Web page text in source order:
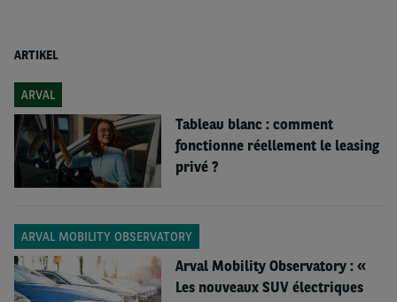
Vous voulez lire d'autres nouvelles d'Arval Mobility
Observatory ?
ARTIKEL
ARVAL
Tableau blanc : comment
fonctionne réellement le leasing
privé ?
ARVAL MOBILITY OBSERVATORY
Arval Mobility Observatory : «
Les nouveaux SUV électriques